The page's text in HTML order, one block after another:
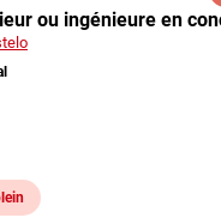
ou ingénieure en